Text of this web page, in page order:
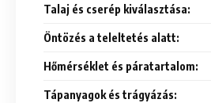
Talaj és cserép kiválasztása:
Öntözés a teleltetés alatt:
Hőmérséklet és páratartalom:
Tápanyagok és trágyázás: